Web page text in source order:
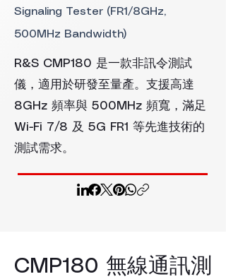
Signaling Tester (FR1/8GHz,
500MHz Bandwidth)
R&S CMP180 是一款非訊令測試
儀，適用於研發至量產。支援高達
8GHz 頻率與 500MHz 頻寬，滿足
Wi-Fi 7/8 及 5G FR1 等先進技術的
測試需求。
CMP180 無線通訊測